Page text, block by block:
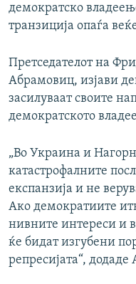
демократско
транзиција опаѓа
Претседателот на
Абрамовиц, изјави
засилуваат своите
демократското
„Во Украина и
катастрофалните
експанзија и не
Ако демократиите
нивните интереси и
ќе бидат изгубени
репресијата“,